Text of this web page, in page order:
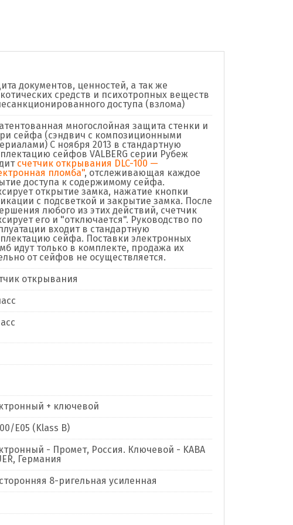
документов, ценностей, а так же
средств и психотропных веществ
доступа (взлома)
многослойная защита стенки и
сейфа (сэндвич с композиционными
C ноября 2013 в стандартную
сейфов VALBERG серии Рубеж
счетчик открывания DLC-100 —
пломба", отслеживающая каждое
доступа к содержимому сейфа.
открытие замка, нажатие кнопки
с подсветкой и закрытие замка. После
любого из этих действий, счетчик
его и "отключается". Руководство по
входит в стандартную
сейфа. Поставки электронных
идут только в комплекте, продажа их
от сейфов не осуществляется.
открывания
+ ключевой
E05 (Klass B)
- Промет, Россия. Ключевой - KABA
Германия
8-ригельная усиленная